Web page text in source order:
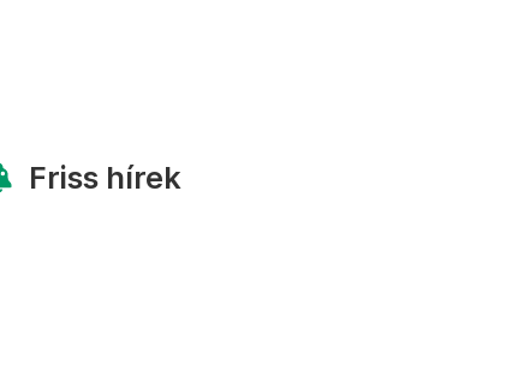
Friss hírek